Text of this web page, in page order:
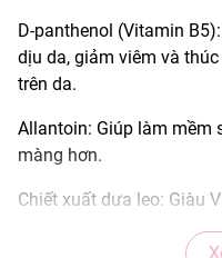
D-panthenol (Vitamin
dịu da, giảm viêm và
trên da.
Allantoin: Giúp làm mềm
màng hơn.
Chiết xuất dưa leo: Giàu